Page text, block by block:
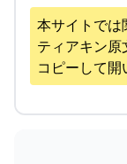
本サイトでは
ティアキン原
コピーして開